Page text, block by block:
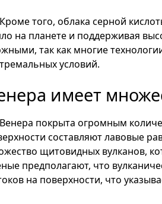
Кроме того, облака серной
на планете и поддерживая
так как многие
условий.
имеет
Венера покрыта огромным
составляют лавовые
щитовидных вулканов,
предполагают, что
на поверхности, что